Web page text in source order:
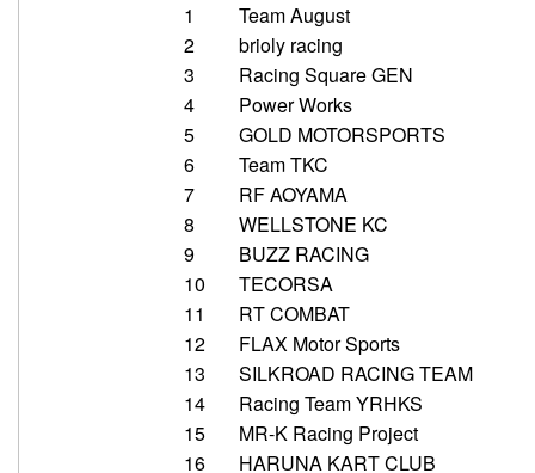
1
Team August
2
brioly racing
3
Racing Square GEN
4
Power Works
5
GOLD MOTORSPORTS
6
Team TKC
7
RF AOYAMA
8
WELLSTONE KC
9
BUZZ RACING
10
TECORSA
11
RT COMBAT
12
FLAX Motor Sports
13
SILKROAD RACING TEAM
14
Racing Team YRHKS
15
MR-K Racing Project
16
HARUNA KART CLUB